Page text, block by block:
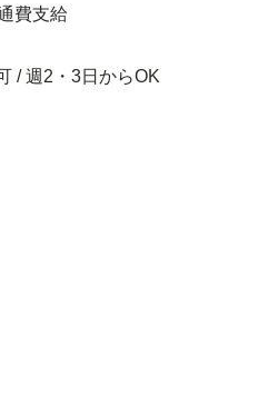
費支給
/ 週2・3日からOK